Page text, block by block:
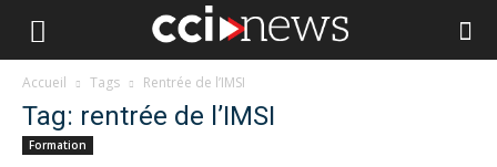
Accueil Tags Rentrée de l’IMSI
Tag: rentrée de l’IMSI
Formation